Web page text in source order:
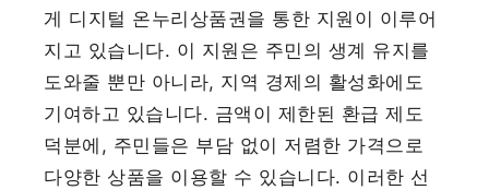
게 디지털 온누리상품권을 통한 지원이 이루어
지고 있습니다. 이 지원은 주민의 생계 유지를
도와줄 뿐만 아니라, 지역 경제의 활성화에도
기여하고 있습니다. 금액이 제한된 환급 제도
덕분에, 주민들은 부담 없이 저렴한 가격으로
다양한 상품을 이용할 수 있습니다. 이러한 선